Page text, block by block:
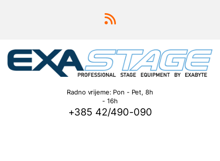
Radno vrijeme: Pon - Pet, 8h
- 16h
+385 42/490-090